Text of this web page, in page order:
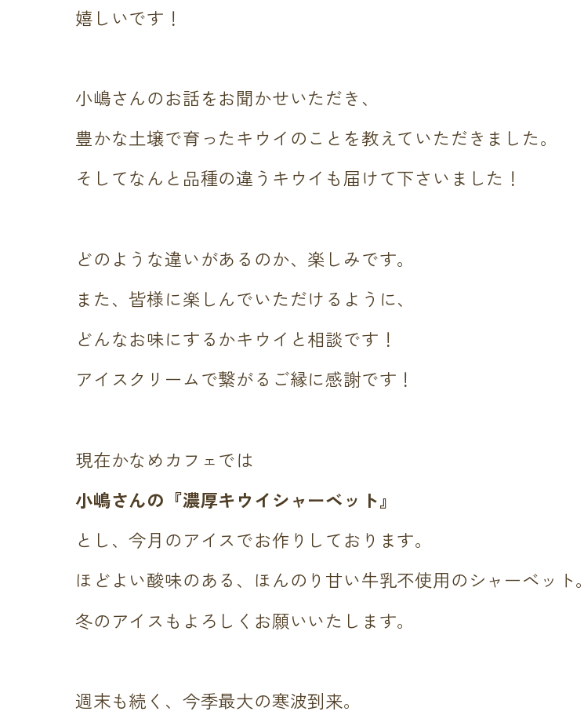
嬉しいです！
小嶋さんのお話をお聞かせいただき、
豊かな土壌で育ったキウイのことを教えていただきました。
そしてなんと品種の違うキウイも届けて下さいました！
どのような違いがあるのか、楽しみです。
また、皆様に楽しんでいただけるように、
どんなお味にするかキウイと相談です！
アイスクリームで繋がるご縁に感謝です！
現在かなめカフェでは
小嶋さんの『濃厚キウイシャーベット』
とし、今月のアイスでお作りしております。
ほどよい酸味のある、ほんのり甘い牛乳不使用のシャーベット。
冬のアイスもよろしくお願いいたします。
週末も続く、今季最大の寒波到来。